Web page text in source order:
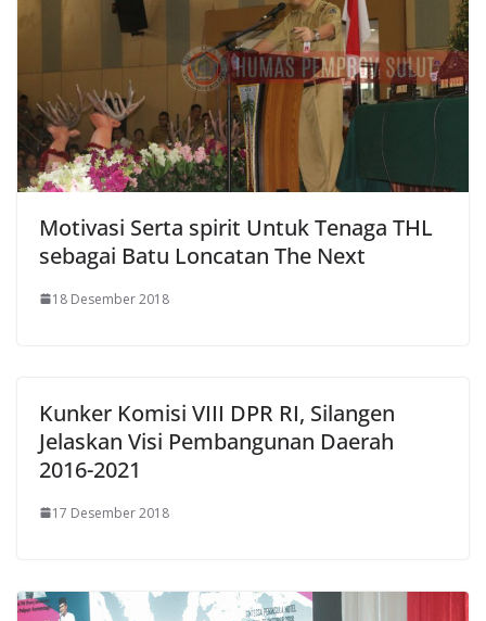
Motivasi Serta spirit Untuk Tenaga THL
sebagai Batu Loncatan The Next
18 Desember 2018
Kunker Komisi VIII DPR RI, Silangen
Jelaskan Visi Pembangunan Daerah
2016-2021
17 Desember 2018